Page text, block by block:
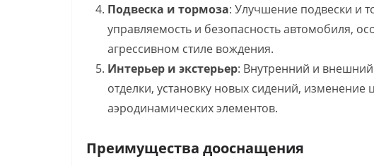
Подвеска и тормоза: Улучшение подвески и
управляемость и безопасность автомобиля,
агрессивном стиле вождения.
Интерьер и экстерьер: Внутренний и
отделки, установку новых сидений, изменение
аэродинамических элементов.
Преимущества дооснащения